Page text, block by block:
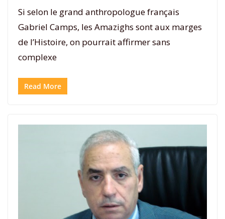
Si selon le grand anthropologue français
Gabriel Camps, les Amazighs sont aux marges
de l’Histoire, on pourrait affirmer sans
complexe
Read More